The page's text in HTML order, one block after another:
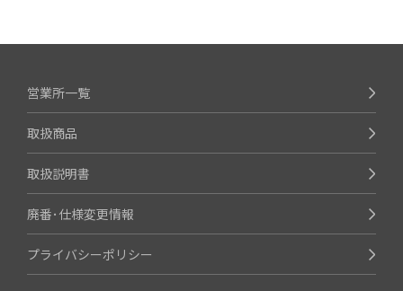
営業所一覧
取扱商品
取扱説明書
廃番･仕様変更情報
プライバシーポリシー